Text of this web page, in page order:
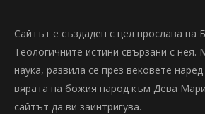
Сайтът е създаден с цел прослава на
Теологичните истини свързани с нея.
наука, развила се през вековете
вярата на божия народ към Дева
сайтът да ви заинтригува.